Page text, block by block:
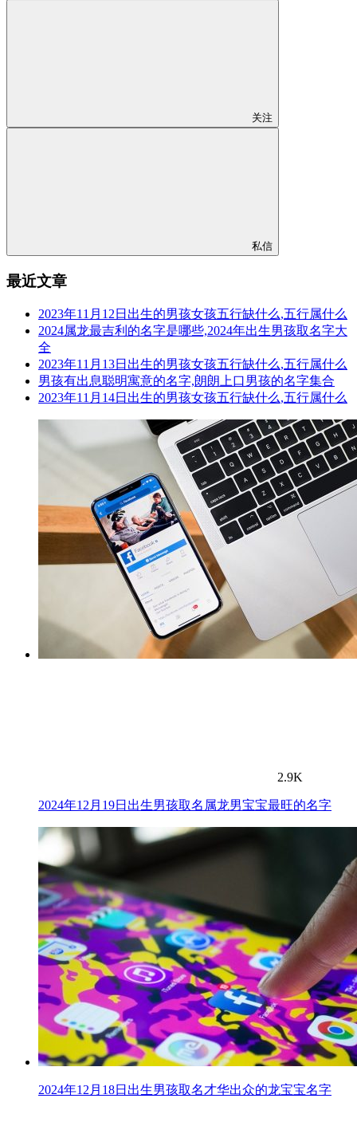
关注
私信
最近文章
2023年11月12日出生的男孩女孩五行缺什么,五行属什么
2024属龙最吉利的名字是哪些,2024年出生男孩取名字大
全
2023年11月13日出生的男孩女孩五行缺什么,五行属什么
男孩有出息聪明寓意的名字,朗朗上口男孩的名字集合
2023年11月14日出生的男孩女孩五行缺什么,五行属什么
2.9K
2024年12月19日出生男孩取名属龙男宝宝最旺的名字
2024年12月18日出生男孩取名才华出众的龙宝宝名字